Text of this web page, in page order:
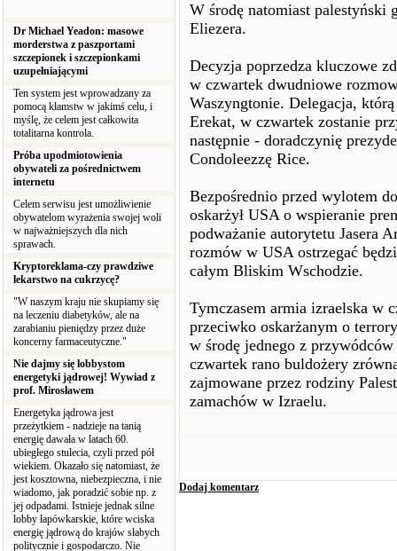
Dr Michael Yeadon: masowe
morderstwa z paszportami
szczepionek i szczepionkami
uzupełniającymi
Ten system jest wprowadzany za
pomocą kłamstw w jakimś celu, i
myślę, że celem jest całkowita
totalitarna kontrola.
Próba upodmiotowienia
obywateli za pośrednictwem
internetu
Celem serwisu jest umożliwienie
obywatelom wyrażenia swojej woli
w najważniejszych dla nich
sprawach.
Kryptoreklama-czy prawdziwe
lekarstwo na cukrzycę?
"W naszym kraju nie skupiamy się
na leczeniu diabetyków, ale na
zarabianiu pieniędzy przez duże
koncerny farmaceutyczne."
Nie dajmy się lobbystom
energetyki jądrowej! Wywiad z
prof. Mirosławem
Energetyka jądrowa jest
przeżytkiem - nadzieje na tanią
energię dawała w latach 60.
ubiegłego stulecia, czyli przed pół
wiekiem. Okazało się natomiast, że
jest kosztowna, niebezpieczna, i nie
wiadomo, jak poradzić sobie np. z
jej odpadami. Istnieje jednak silne
lobby łapówkarskie, które wciska
energię jądrową do krajów słabych
politycznie i gospodarczo. Nie
W środę natomiast palestyński
Eliezera.
Decyzja poprzedza kluczowe
w czwartek dwudniowe
Waszyngtonie. Delegacja,
Erekat, w czwartek zostanie
następnie - doradczynię
Condoleezzę Rice.
Bezpośrednio przed wylotem
oskarżył USA o wspieranie
podważanie autorytetu Jasera
rozmów w USA ostrzegać
całym Bliskim Wschodzie.
Tymczasem armia izraelska w
przeciwko oskarżanym o
w środę jednego z
czwartek rano buldożery
zajmowane przez rodziny
zamachów w Izraelu.
Dodaj komentarz